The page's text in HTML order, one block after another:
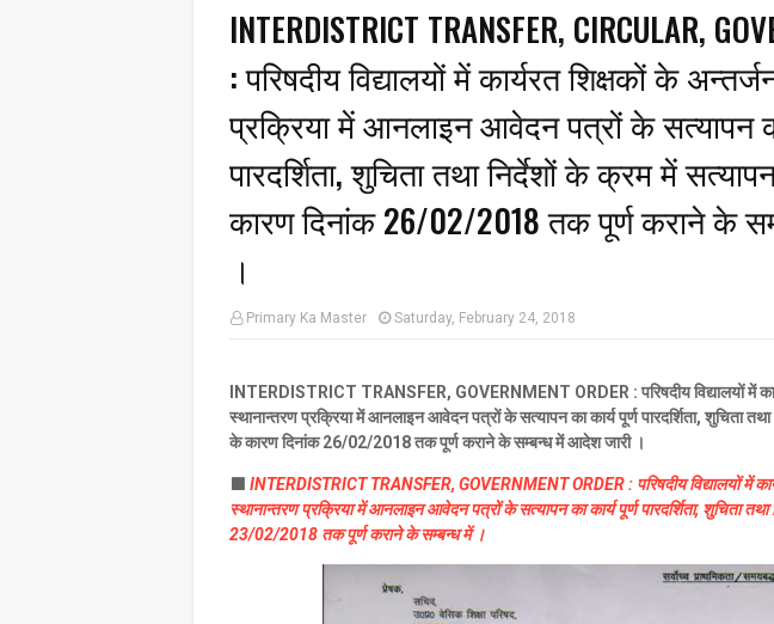
INTERDISTRICT TRANSFER, CIRCULAR,
: परिषदीय विद्यालयों में कार्यरत शिक्षकों के
प्रक्रिया में आनलाइन आवेदन पत्रों के सत्यापन
पारदर्शिता, शुचिता तथा निर्देशों के क्रम में
कारण दिनांक 26/02/2018 तक पूर्ण कराने के
।
Primary Ka Master Saturday, February 24, 2018
INTERDISTRICT TRANSFER, GOVERNMENT ORDER : परिषदीय विद्यालयों में
स्थानान्तरण प्रक्रिया में आनलाइन आवेदन पत्रों के सत्यापन का कार्य पूर्ण पारदर्शिता, शुचिता तथा
केकारणदिनांक26/02/2018तकपूर्णकराने केसम्बन्धमेंआदेशजारी ।
INTERDISTRICT TRANSFER, GOVERNMENT ORDER : परिषदीय विद्यालयों में
स्थानान्तरण प्रक्रिया में आनलाइन आवेदन पत्रों के सत्यापन का कार्य पूर्ण पारदर्शिता, शुचिता
23/02/2018 तकपूर्णकराने केसम्बन्धमें ।
सूचना: अधिक संबंधित समाचारों के लिए